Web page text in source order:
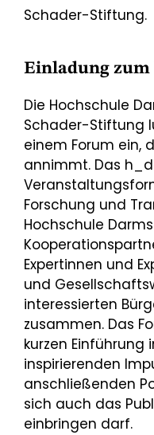
Schader-Stiftung.
Einladung zum
Die Hochschule
Schader-Stiftung
einem Forum ein,
annimmt. Das
Forschung und
Hochschule
Expertinnen und
und
interessierten
zusammen. Das
kurzen Einführung
inspirierenden
anschließenden
sich auch das
einbringen darf.